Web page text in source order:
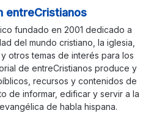
entreCristianos
fundado en 2001 dedicado a
del mundo cristiano, la iglesia,
otros temas de interés para los
de entreCristianos produce y
recursos y contenidos de
de informar, edificar y servir a la
de habla hispana.